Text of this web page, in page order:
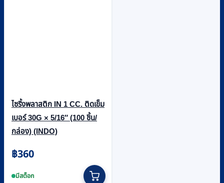
ไซริ้งพลาสติก IN 1 CC. ติดเข็ม
เบอร์ 30G × 5/16″ (100 ชิ้น/
กล่อง) (INDO)
฿360
มีสต็อก